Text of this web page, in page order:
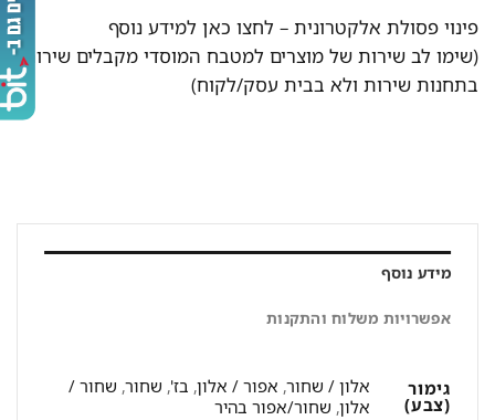
פינוי פסולת אלקטרונית –לחצו כאן למידע נוסף
(שימו לב שירות של מוצרים למטבח המוסדי מקבלים שירות
בתחנות שירות ולא בבית עסק/לקוח)
מידע נוסף
אפשרויות משלוח והתקנות
גימור
(צבע)
אלון / שחור,אפור / אלון,בז',שחור,שחור /
אלון,שחור/אפור בהיר